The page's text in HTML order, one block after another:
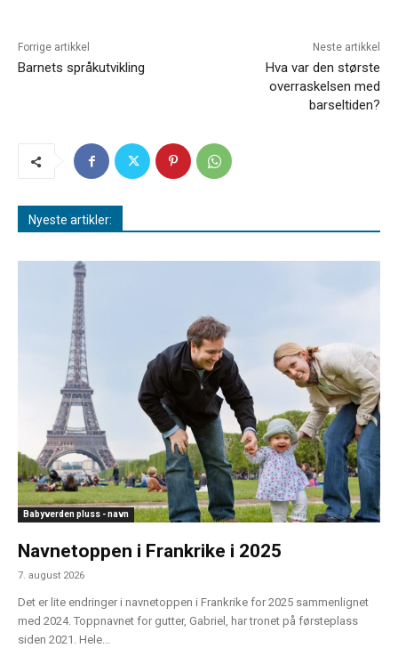
Forrige artikkel
Barnets språkutvikling
Neste artikkel
Hva var den største
overraskelsen med
barseltiden?
Nyeste artikler:
Babyverden pluss - navn
Navnetoppen i Frankrike i 2025
7. august 2026
Det er lite endringer i navnetoppen i Frankrike for 2025 sammenlignet
med 2024. Toppnavnet for gutter, Gabriel, har tronet på førsteplass
siden 2021. Hele...